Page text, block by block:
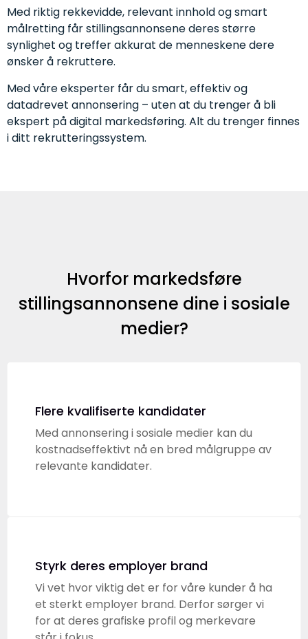
Med riktig rekkevidde, relevant innhold og smart
målretting får stillingsannonsene deres større
synlighet og treffer akkurat de menneskene dere
ønsker å rekruttere.
Med våre eksperter får du smart, effektiv og
datadrevet annonsering – uten at du trenger å bli
ekspert på digital markedsføring. Alt du trenger finnes
i ditt rekrutteringssystem.
Hvorfor markedsføre
stillingsannonsene dine i sosiale
medier?
Flere kvalifiserte kandidater
Med annonsering i sosiale medier kan du
kostnadseffektivt nå en bred målgruppe av
relevante kandidater.
Styrk deres employer brand
Vi vet hvor viktig det er for våre kunder å ha
et sterkt employer brand. Derfor sørger vi
for at deres grafiske profil og merkevare